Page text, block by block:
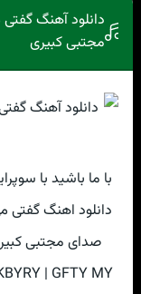
دانلود آهنگ
مجتبی کبیری
با ما باشید با
دانلود اهنگ گفتی
صدای مجتبی
| GFTY MY